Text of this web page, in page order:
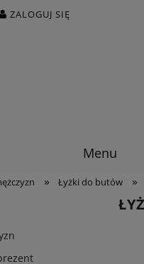
ZALOGUJ SIĘ
Menu
» Łyżki do butów »